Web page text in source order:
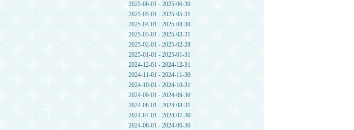
2025-06-01 - 2025-06-30
2025-05-01 - 2025-05-31
2025-04-01 - 2025-04-30
2025-03-01 - 2025-03-31
2025-02-01 - 2025-02-28
2025-01-01 - 2025-01-31
2024-12-01 - 2024-12-31
2024-11-01 - 2024-11-30
2024-10-01 - 2024-10-31
2024-09-01 - 2024-09-30
2024-08-01 - 2024-08-31
2024-07-01 - 2024-07-30
2024-06-01 - 2024-06-30